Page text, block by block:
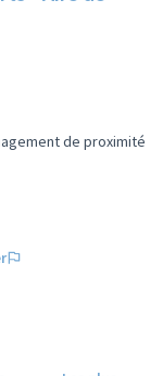
la catégorie : Cadre
de proximité